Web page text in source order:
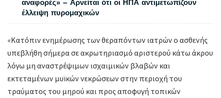
αναφορές» – Αρνείται ότι οι ΗΠΑ αντιμετωπίζουν
έλλειψη πυρομαχικών
«Κατόπιν ενημέρωσης των θεραπόντων ιατρών ο ασθενής
υπεβλήθη σήμερα σε ακρωτηριασμό αριστερού κάτω άκρου
λόγω μη αναστρέψιμων ισχαιμικών βλαβών και
εκτεταμένων μυϊκών νεκρώσεων στην περιοχή του
τραύματος του μηρού και προς αποφυγή τοπικών